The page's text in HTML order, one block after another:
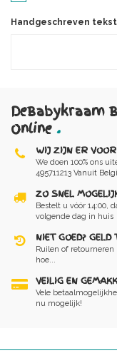
Handgeschreven
DeBabykraam
Online .
WIJ ZIJN ER
We doen 100% ons
495711213 Vanuit
ZO SNEL
Bestelt u vóór 14:00,
volgende dag in huis
NIET GOED? GELD
Ruilen of retourneren
hoe...
VEILIG EN
Vele
nu mogelijk!